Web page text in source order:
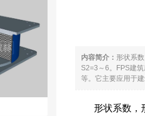
内容简介： 形状系
S2=3～6。FPS建
等。它主要应用于
形状系数，